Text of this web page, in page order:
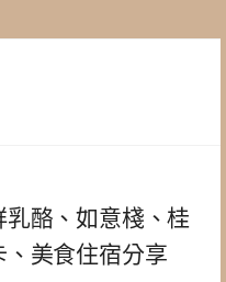
酪、如意棧、桂
美食住宿分享